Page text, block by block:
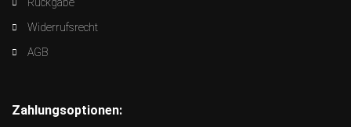
Rückgabe
Widerrufsrecht
AGB
Zahlungsoptionen: